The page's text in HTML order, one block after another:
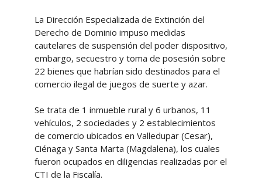
La Dirección Especializada de Extinción del
Derecho de Dominio impuso medidas
cautelares de suspensión del poder dispositivo,
embargo, secuestro y toma de posesión sobre
22 bienes que habrían sido destinados para el
comercio ilegal de juegos de suerte y azar.
Se trata de 1 inmueble rural y 6 urbanos, 11
vehículos, 2 sociedades y 2 establecimientos
de comercio ubicados en Valledupar (Cesar),
Ciénaga y Santa Marta (Magdalena), los cuales
fueron ocupados en diligencias realizadas por el
CTI de la Fiscalía.